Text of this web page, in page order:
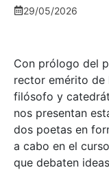
29/05/2026
Con prólogo del
rector emérito de
filósofo y
nos presentan
dos poetas en
a cabo en el
que debaten